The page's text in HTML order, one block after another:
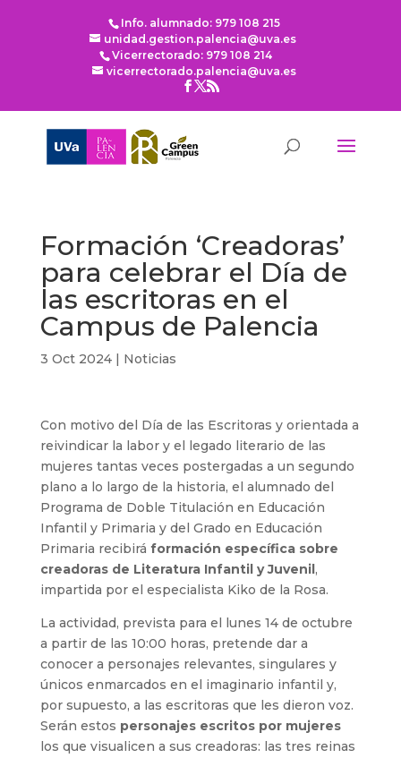
Info. alumnado: 979 108 215
unidad.gestion.palencia@uva.es
Vicerrectorado: 979 108 214
vicerrectorado.palencia@uva.es
Formación ‘Creadoras’
para celebrar el Día de
las escritoras en el
Campus de Palencia
3 Oct 2024| Noticias
Con motivo del Día de las Escritoras y orientada a
reivindicar la labor y el legado literario de las
mujeres tantas veces postergadas a un segundo
plano a lo largo de la historia, el alumnado del
Programa de Doble Titulación en Educación
Infantil y Primaria y del Grado en Educación
Primaria recibirá formación específica sobre
creadoras de Literatura Infantil y Juvenil,
impartida por el especialista Kiko de la Rosa.
La actividad, prevista para el lunes 14 de octubre
a partir de las 10:00 horas, pretende dar a
conocer a personajes relevantes, singulares y
únicos enmarcados en el imaginario infantil y,
por supuesto, a las escritoras que les dieron voz.
Serán estos personajes escritos por mujeres
los que visualicen a sus creadoras: las tres reinas